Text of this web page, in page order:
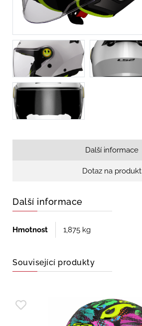
Další informace
Dotaz na produkt
Další informace
Hmotnost 1,875 kg
Související produkty